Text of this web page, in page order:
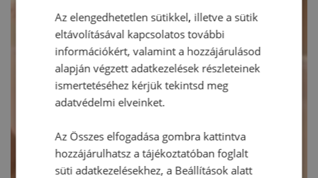
Az elengedhetetlen sütikkel, illetve a sütik
eltávolításával kapcsolatos további
információkért, valamint a hozzájárulásod
alapján végzett adatkezelések részleteinek
ismertetéséhez kérjük tekintsd meg
adatvédelmi elveinket.
Az Összes elfogadása gombra kattintva
hozzájárulhatsz a tájékoztatóban foglalt
süti adatkezelésekhez, a Beállítások alatt